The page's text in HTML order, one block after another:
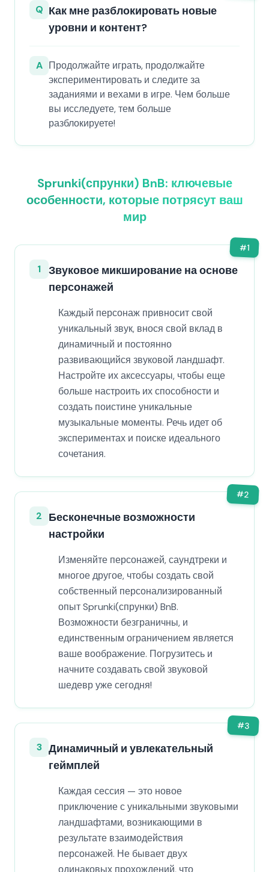
Q Как мне разблокировать новые
уровни и контент?
A Продолжайте играть, продолжайте
экспериментировать и следите за
заданиями и вехами в игре. Чем больше
вы исследуете, тем больше
разблокируете!
Sprunki(спрунки) BnB: ключевые
особенности, которые потрясут ваш
мир
#1
1
Звуковое микширование на основе
персонажей
Каждый персонаж привносит свой
уникальный звук, внося свой вклад в
динамичный и постоянно
развивающийся звуковой ландшафт.
Настройте их аксессуары, чтобы еще
больше настроить их способности и
создать поистине уникальные
музыкальные моменты. Речь идет об
экспериментах и поиске идеального
сочетания.
#2
2
Бесконечные возможности
настройки
Изменяйте персонажей, саундтреки и
многое другое, чтобы создать свой
собственный персонализированный
опыт Sprunki(спрунки) BnB.
Возможности безграничны, и
единственным ограничением является
ваше воображение. Погрузитесь и
начните создавать свой звуковой
шедевр уже сегодня!
#3
3 Динамичный и увлекательный
геймплей
Каждая сессия — это новое
приключение с уникальными звуковыми
ландшафтами, возникающими в
результате взаимодействия
персонажей. Не бывает двух
одинаковых прохождений, что